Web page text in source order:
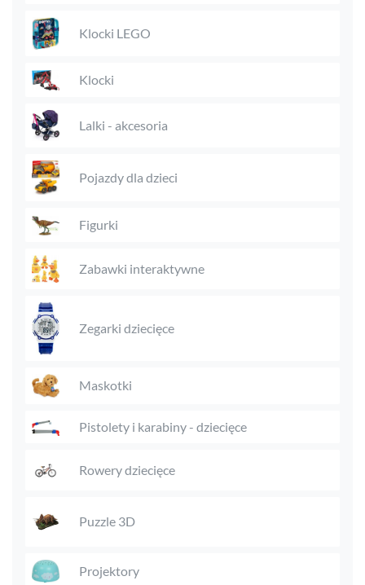
Klocki LEGO
Klocki
Lalki - akcesoria
Pojazdy dla dzieci
Figurki
Zabawki interaktywne
Zegarki dziecięce
Maskotki
Pistolety i karabiny - dziecięce
Rowery dziecięce
Puzzle 3D
Projektory